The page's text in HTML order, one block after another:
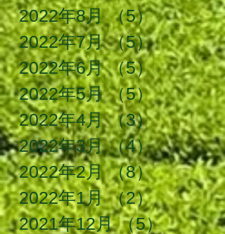
2022年8月 （5）5件の記事
2022年7月 （5）5件の記事
2022年6月 （5）5件の記事
2022年5月 （5）5件の記事
2022年4月 （3）3件の記事
2022年3月 （4）4件の記事
2022年2月 （8）8件の記事
2022年1月 （2）2件の記事
2021年12月 （5）5件の記